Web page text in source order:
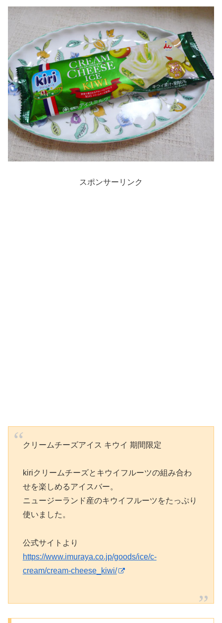
スポンサーリンク
クリームチーズアイス キウイ 期間限定
kiriクリームチーズとキウイフルーツの組み合わ
せを楽しめるアイスバー。
ニュージーランド産のキウイフルーツをたっぷり
使いました。
公式サイトより
https://www.imuraya.co.jp/goods/ice/c-
cream/cream-cheese_kiwi/